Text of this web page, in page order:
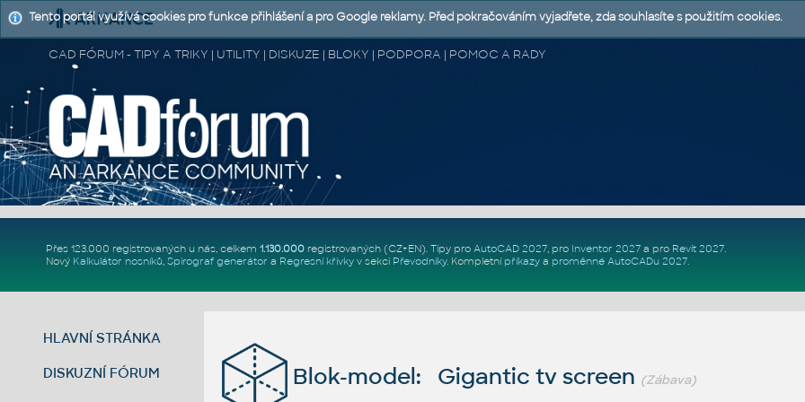
CAD FÓRUM - TIPY A TRIKY | UTILITY | DISKUZE | BLOKY | PODPORA | POMOC A RADY
Přes 123.000 registrovaných u nás, celkem 1.130.000registrovaných (CZ+EN). Tipy pro AutoCAD 2027, pro Inventor 2027a pro Revit 2027.
Nový Kalkulátor nosníků, Spirograf generátor a Regresní křivkyv sekci Převodníky. Kompletní příkazya proměnné AutoCADu 2027.
HLAVNÍ STRÁNKA
DISKUZNÍ FÓRUM Blok-model: Gigantic tv screen (Zábava)
Tento portál využívá cookies pro funkce přihlášení a pro Google reklamy. Před pokračováním vyjadřete, zda souhlasíte s použitím cookies.